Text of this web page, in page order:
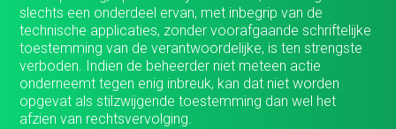
slechts een onderdeel ervan, met inbegrip van de
technische applicaties, zonder voorafgaande schriftelijke
toestemming van de verantwoordelijke, is ten strengste
verboden. Indien de beheerder niet meteen actie
onderneemt tegen enig inbreuk, kan dat niet worden
opgevat als stilzwijgende toestemming dan wel het
afzien van rechtsvervolging.